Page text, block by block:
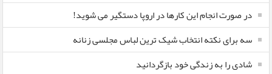
در صورت انجام این کارها در اروپا دستگیر می شوید!
سه برای نکته انتخاب شیک ترین لباس مجلسی زنانه
شادی را به زندگی خود بازگردانید